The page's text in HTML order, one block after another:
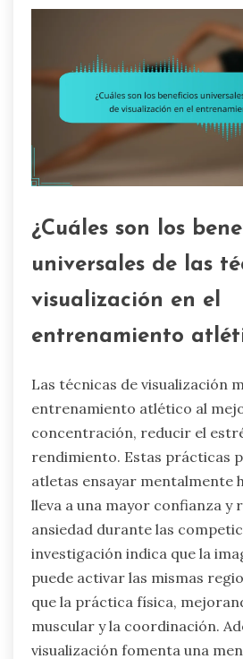
¿Cuáles son los
universales de las
visualización en el
entrenamiento
Las técnicas de visualización
entrenamiento atlético al
concentración, reducir el
rendimiento. Estas prácticas
atletas ensayar mentalmente
lleva a una mayor confianza y
ansiedad durante las
investigación indica que la
puede activar las mismas
que la práctica física,
muscular y la coordinación.
visualización fomenta una